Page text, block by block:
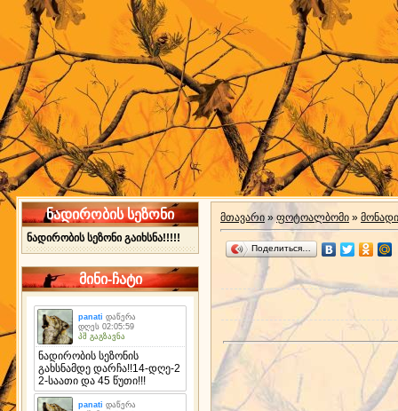
ნადირობის სეზონი
ნადირობის სეზონი გაიხსნა!!!!!
მინი-ჩატი
მთავარი » ფოტოალბომი »
Поделиться…